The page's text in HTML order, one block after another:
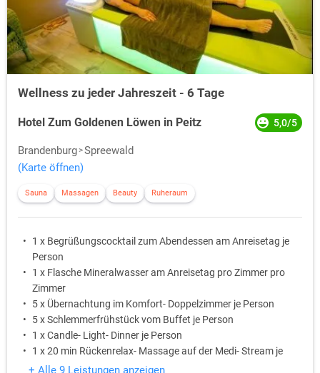
Wellness zu jeder Jahreszeit - 6 Tage
Hotel Zum Goldenen Löwen in Peitz 5,0/5
Brandenburg Spreewald
(Karte öffnen)
Sauna Massagen Beauty Ruheraum
1 x Begrüßungscocktail zum Abendessen am Anreisetag je
Person
1 x Flasche Mineralwasser am Anreisetag pro Zimmer pro
Zimmer
5 x Übernachtung im Komfort- Doppelzimmer je Person
5 x Schlemmerfrühstück vom Buffet je Person
1 x Candle- Light- Dinner je Person
1 x 20 min Rückenrelax- Massage auf der Medi- Stream je
Person
+ Alle 9 Leistungen anzeigen